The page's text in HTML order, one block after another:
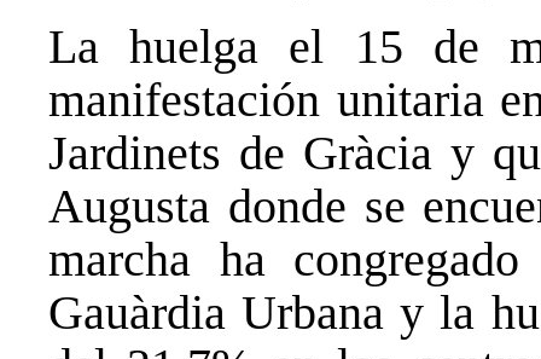
La huelga el 15 de
manifestación unitaria
Jardinets de Gràcia y
Augusta donde se
marcha ha
Gauàrdia Urbana y la